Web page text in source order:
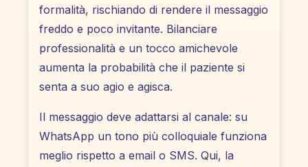
formalità, rischiando di rendere il messaggio
freddo e poco invitante. Bilanciare
professionalità e un tocco amichevole
aumenta la probabilità che il paziente si
senta a suo agio e agisca.
Il messaggio deve adattarsi al canale: su
WhatsApp un tono più colloquiale funziona
meglio rispetto a email o SMS. Qui, la